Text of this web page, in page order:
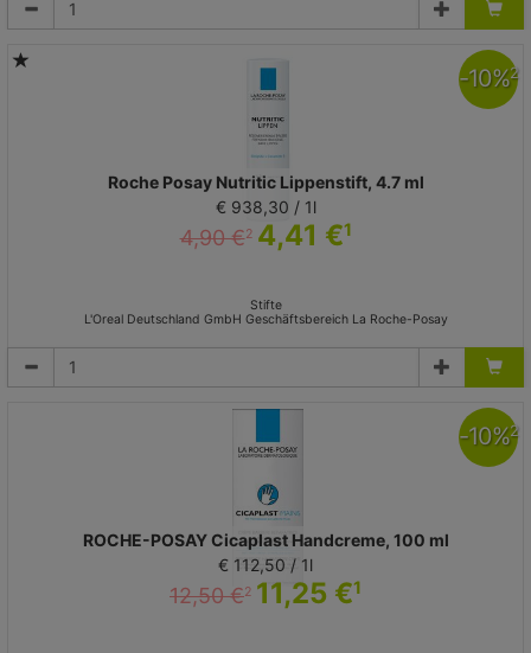
Roche Posay Nutritic Lippenstift, 4.7 ml
€ 938,30 / 1l
4,90 €2 4,41 €1
Stifte
L'Oreal Deutschland GmbH Geschäftsbereich La Roche-Posay
-10%2
ROCHE-POSAY Cicaplast Handcreme, 100 ml
€ 112,50 / 1l
12,50 €2 11,25 €1
-10%2